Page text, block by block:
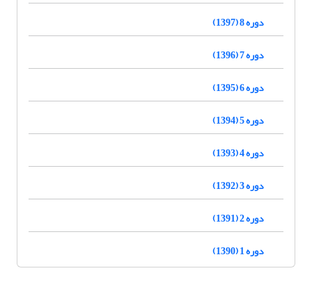
دوره 8 (1397)
دوره 7 (1396)
دوره 6 (1395)
دوره 5 (1394)
دوره 4 (1393)
دوره 3 (1392)
دوره 2 (1391)
دوره 1 (1390)